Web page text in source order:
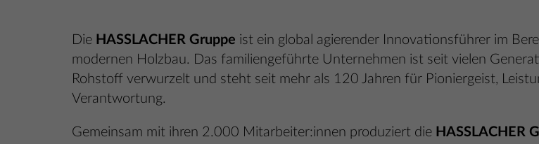
Die HASSLACHER Gruppe ist ein global agierender Innovationsführer im
modernen Holzbau. Das familiengeführte Unternehmen ist seit vielen
Rohstoff verwurzelt und steht seit mehr als 120 Jahren für Pioniergeist,
Verantwortung.
Gemeinsam mit ihren 2.000 Mitarbeiter:innen produziert die HASSLACHER